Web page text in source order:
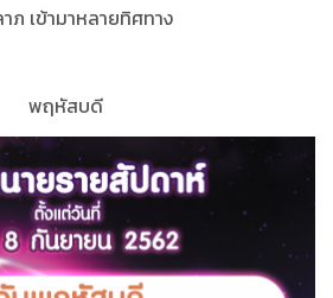
ภ เข้ามาหลายทิศทาง
พฤหัสบดี